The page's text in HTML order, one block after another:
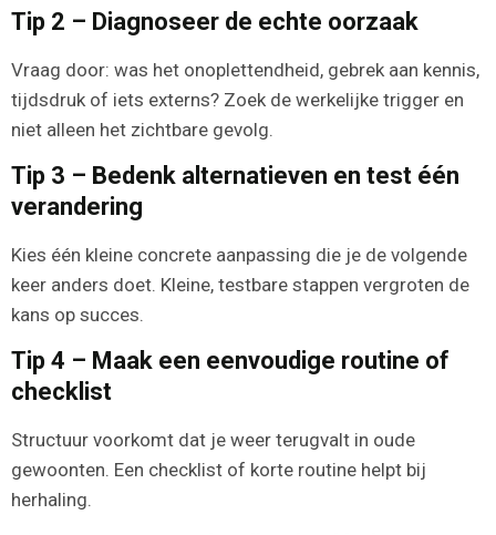
Tip 2 – Diagnoseer de echte oorzaak
Vraag door: was het onoplettendheid, gebrek aan kennis,
tijdsdruk of iets externs? Zoek de werkelijke trigger en
niet alleen het zichtbare gevolg.
Tip 3 – Bedenk alternatieven en test één
verandering
Kies één kleine concrete aanpassing die je de volgende
keer anders doet. Kleine, testbare stappen vergroten de
kans op succes.
Tip 4 – Maak een eenvoudige routine of
checklist
Structuur voorkomt dat je weer terugvalt in oude
gewoonten. Een checklist of korte routine helpt bij
herhaling.